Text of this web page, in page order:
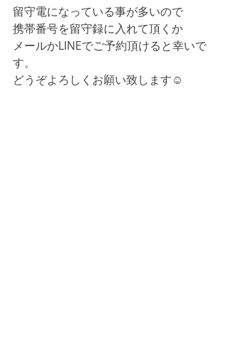
留守電になっている事が多いので
携帯番号を留守録に入れて頂くか
メールかLINEでご予約頂けると幸いで
す。
どうぞよろしくお願い致します☺